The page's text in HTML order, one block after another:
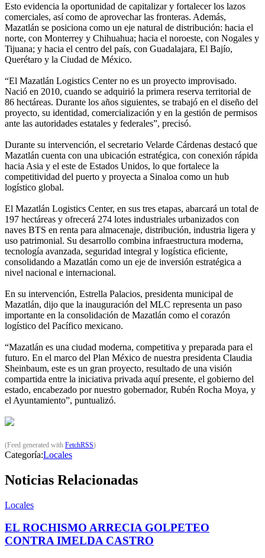
Esto evidencia la oportunidad de capitalizar y fortalecer los lazos
comerciales, así como de aprovechar las fronteras. Además,
Mazatlán se posiciona como un eje natural de distribución: hacia el
norte, con Monterrey y Chihuahua; hacia el noroeste, con Nogales y
Tijuana; y hacia el centro del país, con Guadalajara, El Bajío,
Querétaro y la Ciudad de México.
“El Mazatlán Logistics Center no es un proyecto improvisado.
Nació en 2010, cuando se adquirió la primera reserva territorial de
86 hectáreas. Durante los años siguientes, se trabajó en el diseño del
proyecto, su identidad, comercialización y en la gestión de permisos
ante las autoridades estatales y federales”, precisó.
Durante su intervención, el secretario Velarde Cárdenas destacó que
Mazatlán cuenta con una ubicación estratégica, con conexión rápida
hacia Asia y el este de Estados Unidos, lo que fortalece la
competitividad del puerto y proyecta a Sinaloa como un hub
logístico global.
El Mazatlán Logistics Center, en sus tres etapas, abarcará un total de
197 hectáreas y ofrecerá 274 lotes industriales urbanizados con
naves BTS en renta para almacenaje, distribución, industria ligera y
uso patrimonial. Su desarrollo combina infraestructura moderna,
tecnología avanzada, seguridad integral y logística eficiente,
consolidando a Mazatlán como un eje de inversión estratégica a
nivel nacional e internacional.
En su intervención, Estrella Palacios, presidenta municipal de
Mazatlán, dijo que la inauguración del MLC representa un paso
importante en la consolidación de Mazatlán como el corazón
logístico del Pacífico mexicano.
“Mazatlán es una ciudad moderna, competitiva y preparada para el
futuro. En el marco del Plan México de nuestra presidenta Claudia
Sheinbaum, este es un gran proyecto, resultado de una visión
compartida entre la iniciativa privada aquí presente, el gobierno del
estado, encabezado por nuestro gobernador, Rubén Rocha Moya, y
el Ayuntamiento”, puntualizó.
(Feed generated with FetchRSS)
Categoría:Locales
Noticias Relacionadas
Locales
EL ROCHISMO ARRECIA GOLPETEO
CONTRA IMELDA CASTRO